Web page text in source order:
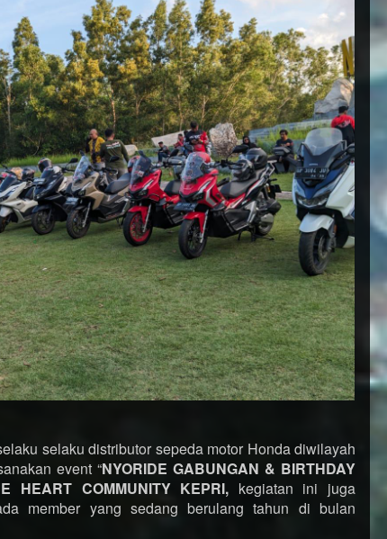
selaku distributor sepeda motor Honda diwilayah
event “NYORIDE GABUNGAN & BIRTHDAY
HEART COMMUNITY KEPRI, kegiatan ini juga
member yang sedang berulang tahun di bulan